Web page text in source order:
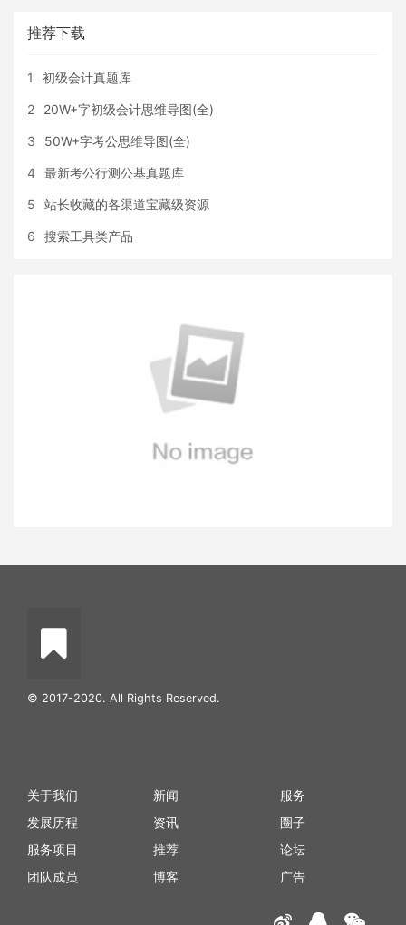
推荐下载
1 初级会计真题库
2 20W+字初级会计思维导图(全)
3 50W+字考公思维导图(全)
4 最新考公行测公基真题库
5 站长收藏的各渠道宝藏级资源
6 搜索工具类产品
© 2017-2020. All Rights Reserved.
关于我们
发展历程
服务项目
团队成员
新闻
资讯
推荐
博客
服务
圈子
论坛
广告